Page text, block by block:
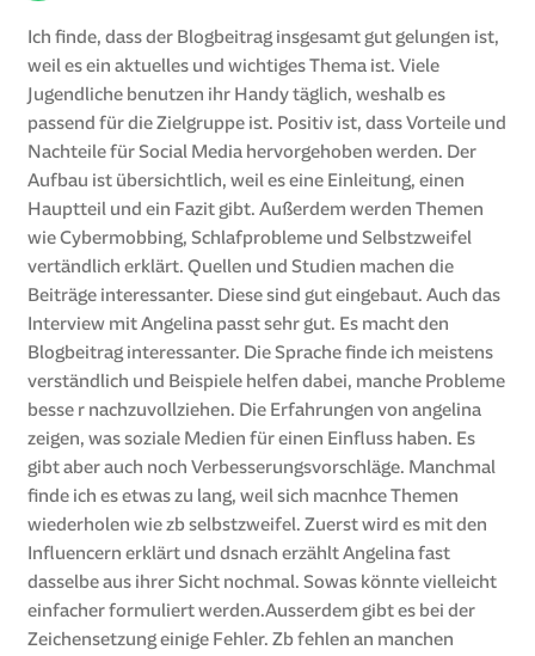
Ich finde, dass der Blogbeitrag insgesamt gut gelungen ist,
weil es ein aktuelles und wichtiges Thema ist. Viele
Jugendliche benutzen ihr Handy täglich, weshalb es
passend für die Zielgruppe ist. Positiv ist, dass Vorteile und
Nachteile für Social Media hervorgehoben werden. Der
Aufbau ist übersichtlich, weil es eine Einleitung, einen
Hauptteil und ein Fazit gibt. Außerdem werden Themen
wie Cybermobbing, Schlafprobleme und Selbstzweifel
vertändlich erklärt. Quellen und Studien machen die
Beiträge interessanter. Diese sind gut eingebaut. Auch das
Interview mit Angelina passt sehr gut. Es macht den
Blogbeitrag interessanter. Die Sprache finde ich meistens
verständlich und Beispiele helfen dabei, manche Probleme
besse r nachzuvollziehen. Die Erfahrungen von angelina
zeigen, was soziale Medien für einen Einfluss haben. Es
gibt aber auch noch Verbesserungsvorschläge. Manchmal
finde ich es etwas zu lang, weil sich macnhce Themen
wiederholen wie zb selbstzweifel. Zuerst wird es mit den
Influencern erklärt und dsnach erzählt Angelina fast
dasselbe aus ihrer Sicht nochmal. Sowas könnte vielleicht
einfacher formuliert werden.Ausserdem gibt es bei der
Zeichensetzung einige Fehler. Zb fehlen an manchen